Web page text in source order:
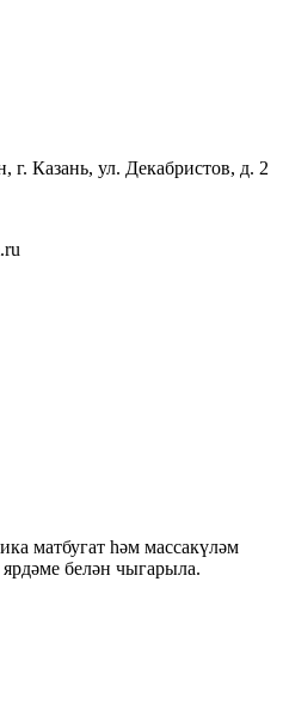
г. Казань, ул. Декабристов, д. 2
матбугат һәм массакүләм
белән чыгарыла.